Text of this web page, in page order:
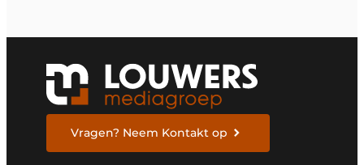
Vragen? Neem Kontakt op